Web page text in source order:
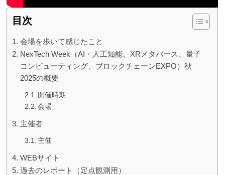
目次
会場を歩いて感じたこと
NexTech Week（AI・人工知能、XRメタバース、量子
コンピューティング、ブロックチェーンEXPO）秋
2025の概要
開催時期
会場
主催者
主催
WEBサイト
過去のレポート（定点観測用）